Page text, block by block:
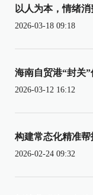
以人为本，情绪
2026-03-18 09:18
海南自贸港“封关
2026-03-12 16:12
构建常态化精准
2026-02-24 09:32